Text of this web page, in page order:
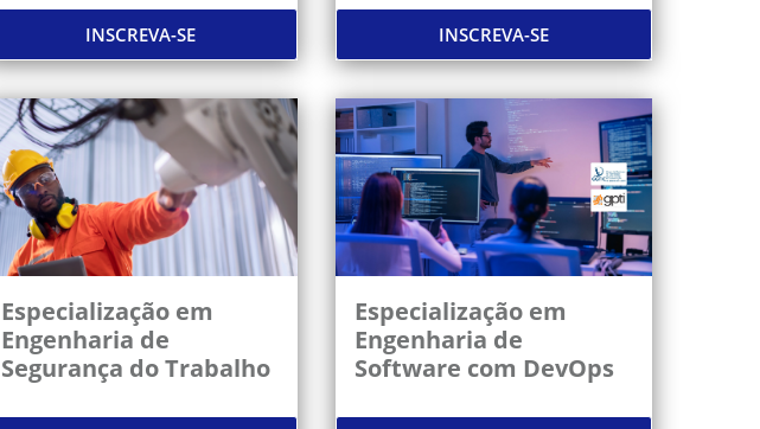
INSCREVA-SE INSCREVA-SE
Especialização em
Engenharia de
Segurança do Trabalho
Especialização em
Engenharia de
Software com DevOps